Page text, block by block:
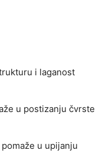
i laganost
u postizanju čvrste
u upijanju